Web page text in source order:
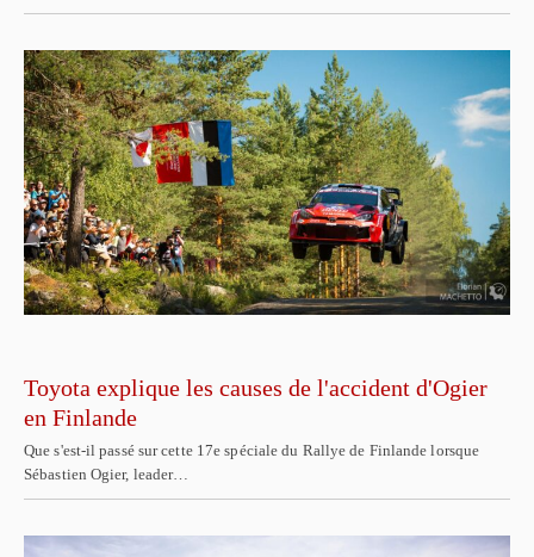
Toyota explique les causes de l'accident d'Ogier
en Finlande
Que s'est-il passé sur cette 17e spéciale du Rallye de Finlande lorsque
Sébastien Ogier, leader…